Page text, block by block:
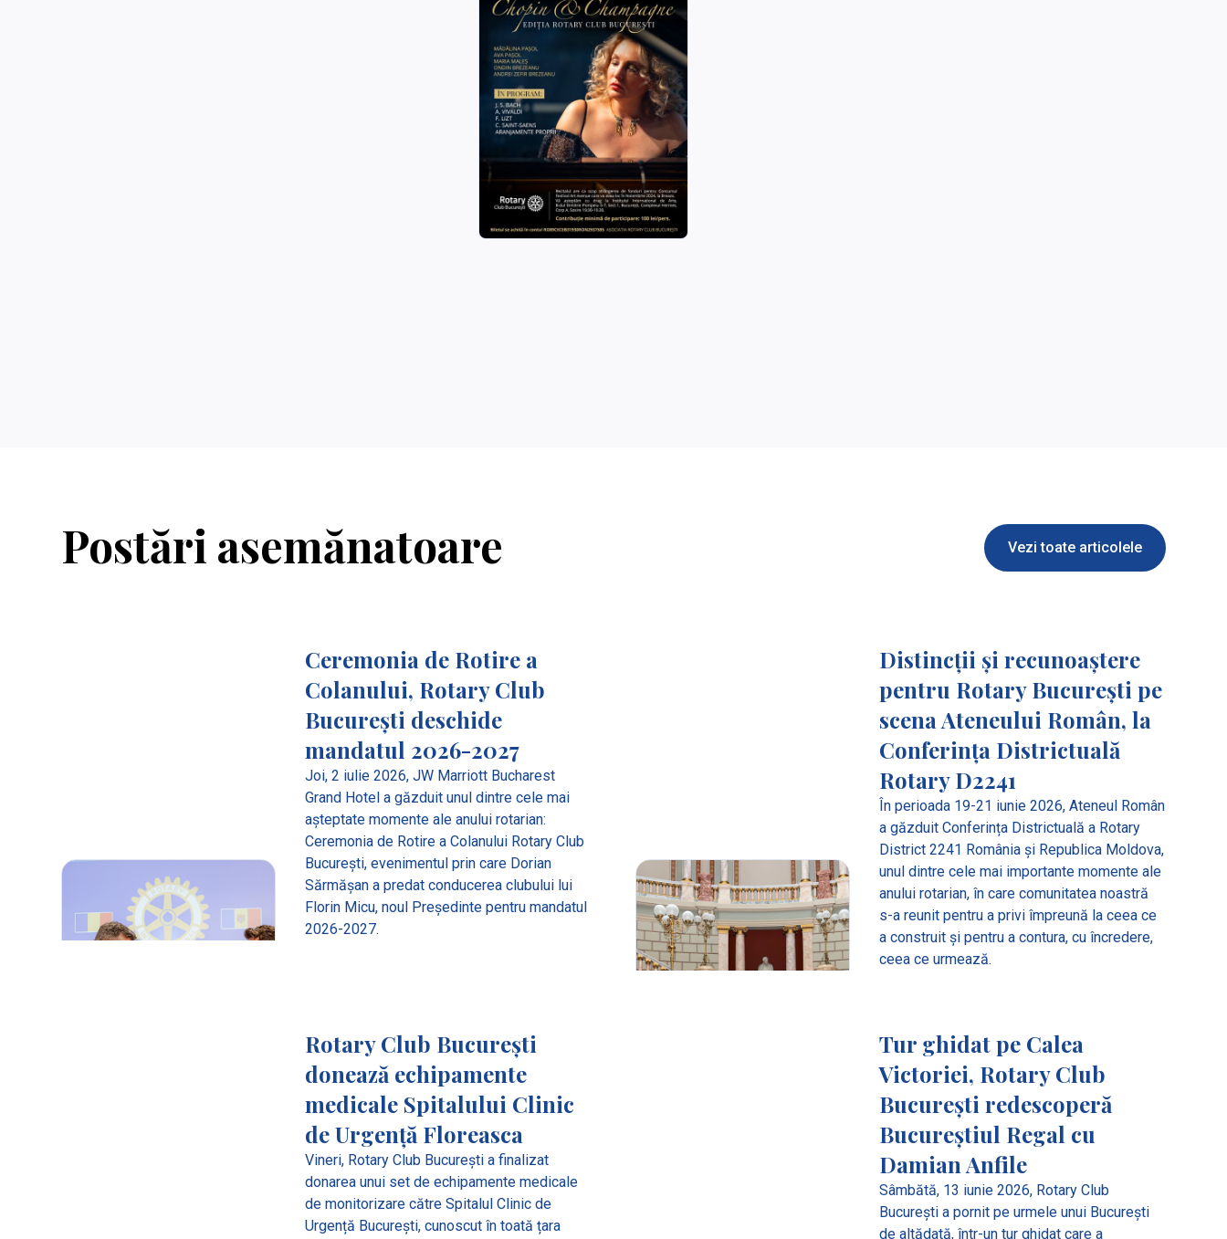
Postări asemănatoare Vezi toate articolele
Ceremonia de Rotire a
Colanului, Rotary Club
București deschide
mandatul 2026-2027
Joi, 2 iulie 2026, JW Marriott Bucharest
Grand Hotel a găzduit unul dintre cele mai
așteptate momente ale anului rotarian:
Ceremonia de Rotire a Colanului Rotary Club
București, evenimentul prin care Dorian
Sărmășan a predat conducerea clubului lui
Florin Micu, noul Președinte pentru mandatul
2026-2027.
Distincții și recunoaștere
pentru Rotary București pe
scena Ateneului Român, la
Conferința Districtuală
Rotary D2241
În perioada 19-21 iunie 2026, Ateneul Român
a găzduit Conferința Districtuală a Rotary
District 2241 România și Republica Moldova,
unul dintre cele mai importante momente ale
anului rotarian, în care comunitatea noastră
s-a reunit pentru a privi împreună la ceea ce
a construit și pentru a contura, cu încredere,
ceea ce urmează.
Rotary Club București
donează echipamente
medicale Spitalului Clinic
de Urgență Floreasca
Vineri, Rotary Club București a finalizat
donarea unui set de echipamente medicale
de monitorizare către Spitalul Clinic de
Urgență București, cunoscut în toată țara
Tur ghidat pe Calea
Victoriei, Rotary Club
București redescoperă
Bucureștiul Regal cu
Damian Anfile
Sâmbătă, 13 iunie 2026, Rotary Club
București a pornit pe urmele unui București
de altădată, într-un tur ghidat care a